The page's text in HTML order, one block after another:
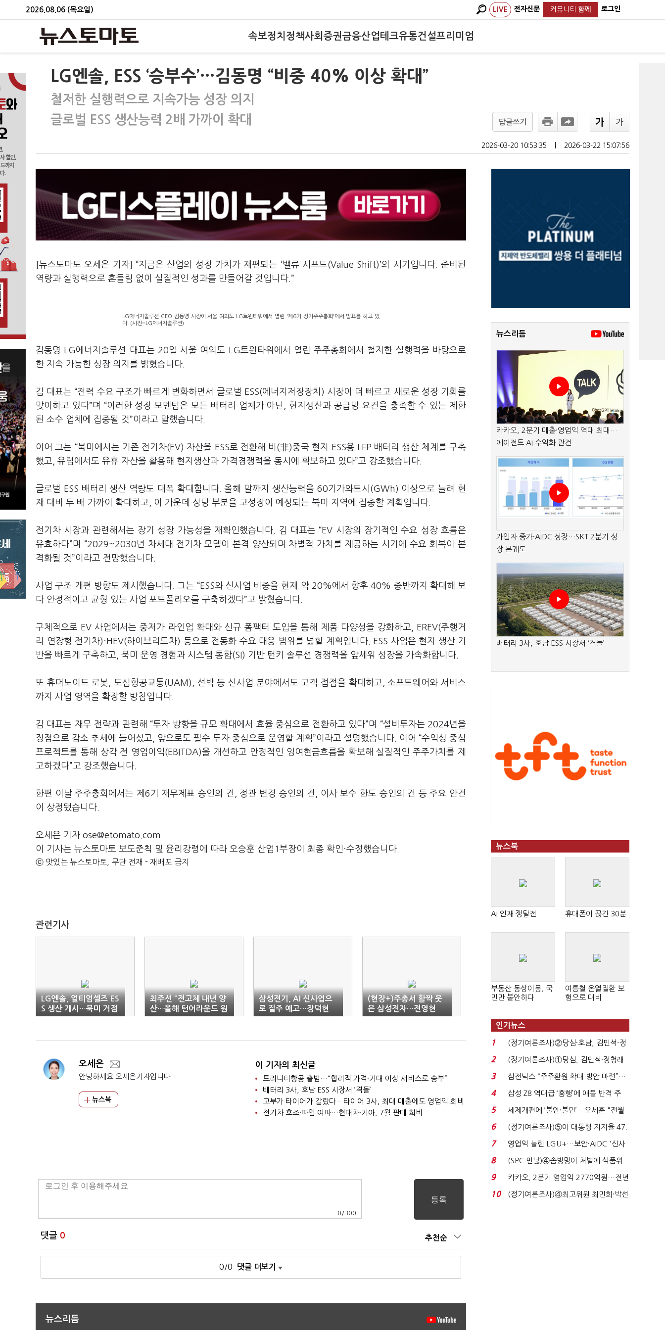
2026.08.06 (목요일) LIVE 전자신문 커뮤니티 함께 로그인
속보정치 정책사회 증권금융산업테크유통건설프리미엄
LG엔솔, ESS ‘승부수’…김동명 “비중 40% 이상 확대”
철저한 실행력으로 지속가능 성장 의지
글로벌 ESS 생산능력 2배 가까이 확대
답글쓰기
2026-03-20 10:53:35 2026-03-22 15:07:56
[뉴스토마토 오세은 기자] “지금은 산업의 성장 가치가 재편되는 ‘밸류 시프트(Value Shift)’의 시기입니다. 준비된
역량과 실행력으로 흔들림 없이 실질적인 성과를 만들어갈 것입니다.”
LG에너지솔루션 CEO 김동명 사장이 서울 여의도 LG트윈타워에서 열린 '제6기 정기주주총회'에서 발표를 하고 있
다. (사진=LG에너지솔루션)
김동명 LG에너지솔루션 대표는 20일 서울 여의도 LG트윈타워에서 열린 주주총회에서 철저한 실행력을 바탕으로
한 지속 가능한 성장 의지를 밝혔습니다.
김 대표는 “전력 수요 구조가 빠르게 변화하면서 글로벌 ESS(에너지저장장치) 시장이 더 빠르고 새로운 성장 기회를
맞이하고 있다”며 “이러한 성장 모멘텀은 모든 배터리 업체가 아닌, 현지생산과 공급망 요건을 충족할 수 있는 제한
된 소수 업체에 집중될 것”이라고 말했습니다.
이어 그는 “북미에서는 기존 전기차(EV) 자산을 ESS로 전환해 비(非)중국 현지 ESS용 LFP 배터리 생산 체계를 구축
했고, 유럽에서도 유휴 자산을 활용해 현지생산과 가격경쟁력을 동시에 확보하고 있다”고 강조했습니다.
글로벌 ESS 배터리 생산 역량도 대폭 확대합니다. 올해 말까지 생산능력을 60기가와트시(GWh) 이상으로 늘려 현
재 대비 두 배 가까이 확대하고, 이 가운데 상당 부분을 고성장이 예상되는 북미 지역에 집중할 계획입니다.
전기차 시장과 관련해서는 장기 성장 가능성을 재확인했습니다. 김 대표는 “EV 시장의 장기적인 수요 성장 흐름은
유효하다”며 “2029~2030년 차세대 전기차 모델이 본격 양산되며 차별적 가치를 제공하는 시기에 수요 회복이 본
격화될 것”이라고 전망했습니다.
사업 구조 개편 방향도 제시했습니다. 그는 “ESS와 신사업 비중을 현재 약 20%에서 향후 40% 중반까지 확대해 보
다 안정적이고 균형 있는 사업 포트폴리오를 구축하겠다”고 밝혔습니다.
구체적으로 EV 사업에서는 중저가 라인업 확대와 신규 폼팩터 도입을 통해 제품 다양성을 강화하고, EREV(주행거
리 연장형 전기차)·HEV(하이브리드차) 등으로 전동화 수요 대응 범위를 넓힐 계획입니다. ESS 사업은 현지 생산 기
반을 빠르게 구축하고, 북미 운영 경험과 시스템 통합(SI) 기반 턴키 솔루션 경쟁력을 앞세워 성장을 가속화합니다.
또 휴머노이드 로봇, 도심항공교통(UAM), 선박 등 신사업 분야에서도 고객 접점을 확대하고, 소프트웨어와 서비스
까지 사업 영역을 확장할 방침입니다.
김 대표는 재무 전략과 관련해 “투자 방향을 규모 확대에서 효율 중심으로 전환하고 있다”며 “설비투자는 2024년을
정점으로 감소 추세에 들어섰고, 앞으로도 필수 투자 중심으로 운영할 계획”이라고 설명했습니다. 이어 “수익성 중심
프로젝트를 통해 상각 전 영업이익(EBITDA)을 개선하고 안정적인 잉여현금흐름을 확보해 실질적인 주주가치를 제
고하겠다”고 강조했습니다.
한편 이날 주주총회에서는 제6기 재무제표 승인의 건, 정관 변경 승인의 건, 이사 보수 한도 승인의 건 등 주요 안건
이 상정됐습니다.
오세은 기자 ose@etomato.com
이 기사는 뉴스토마토 보도준칙 및 윤리강령에 따라 오승훈 산업1부장이 최종 확인·수정했습니다.
ⓒ 맛있는 뉴스토마토, 무단 전재 - 재배포 금지
관련기사
LG엔솔, 얼티엄셀즈 ES
S 생산 개시…북미 거점
5곳으로 확대
최주선 “전고체 내년 양
산…올해 턴어라운드 원
년”
삼성전기, AI 신사업으
로 질주 예고…장덕현
“AI는 초기 단계”
(현장+)주총서 활짝 웃
은 삼성전자…전영현
“기술력으로 AI반도체
오세은
안녕하세요 오세은기자입니다
뉴스북
이 기자의 최신글
트리니티항공 출범…“합리적 가격·기대 이상 서비스로 승부”
배터리 3사, 호남 ESS 시장서 ‘격돌’
고부가 타이어가 갈랐다…타이어 3사, 최대 매출에도 영업익 희비
전기차 호조·파업 여파…현대차·기아, 7월 판매 희비
0 /300
댓글 0 추천순
0/0 댓글 더보기
뉴스리듬
뉴스리듬
카카오, 2분기 매출·영업익 역대 최대…
에이전트 AI 수익화 관건
가입자 증가·AIDC 성장…SKT 2분기 성
장 본궤도
배터리 3사, 호남 ESS 시장서 ‘격돌’
뉴스북
AI 인재 쟁탈전 휴대폰이 끊긴 30분
부동산 동상이몽, 국
민만 불안하다
여름철 온열질환 보
험으로 대비
인기뉴스
1
(정기여론조사)②당심·호남, 김민석-정
청래 '초접전'...
2
(정기여론조사)①당심, 김민석·정청래
'초접전'…대통령 ...
3
삼전닉스 “주주환원 확대 방안 마련”…
로이터에 성명...
4
삼성 Z8 역대급 ‘흥행’에 애플 반격 주
목…9월 ‘폴...
5
세제개편에 ‘불안·불만’…오세훈 "전월
세 구하기 더 ...
6
(정기여론조사)⑤이 대통령 지지율 47.
7%…일주일 만에 ...
7
영업익 늘린 LGU+…보안·AIDC '신사
업 드라이브'...
8
(SPC 민낯)④솜방망이 처벌에 식품위
생법 위반 반복...
9
카카오, 2분기 영업익 2770억원…전년
비 36% 증가...
10
(정기여론조사)④최고위원 최민희·박선